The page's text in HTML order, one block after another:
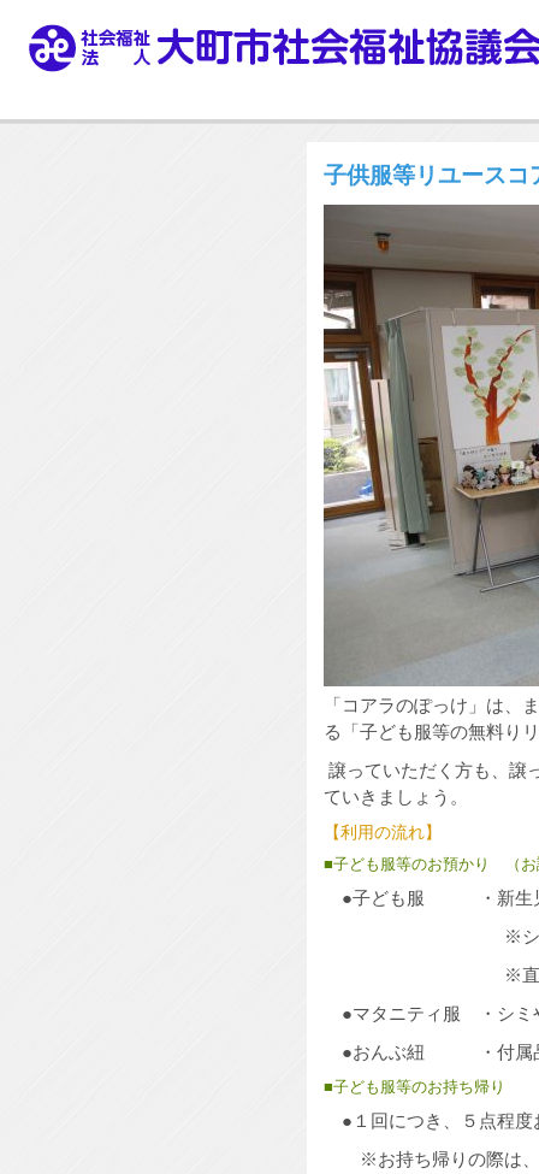
子供服等リユースコ
「コアラのぽっけ」は、
る「子ども服等の無料り
譲っていただく方も、譲
ていきましょう。
【利用の流れ】
■子ども服等のお預かり （お
●子ども服 ・新生児
※シミや汚れ、毛
※直接肌に触れる
●マタニティ服 ・シミ
●おんぶ紐 ・付属品等
■子ども服等のお持ち帰り
●１回につき、５点程度
※お持ち帰りの際は、